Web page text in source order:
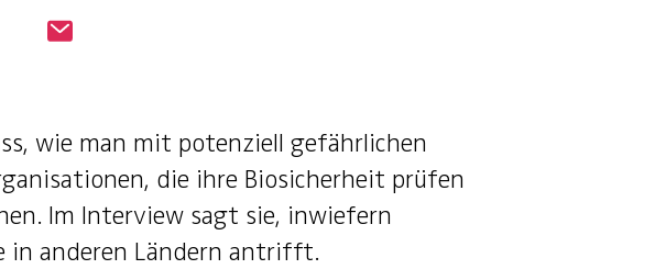
wie man mit potenziell gefährlichen
die ihre Biosicherheit prüfen
Im Interview sagt sie, inwiefern
in anderen Ländern antrifft.